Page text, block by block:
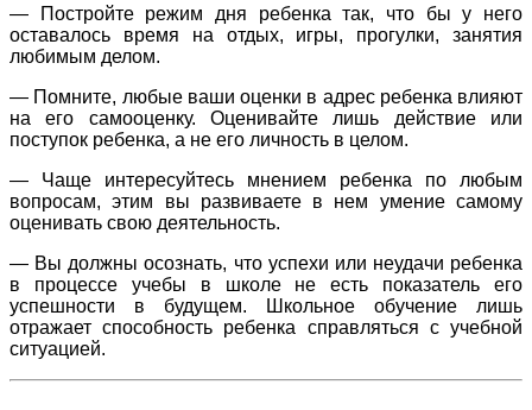
— Постройте режим дня ребенка так, что бы у него
оставалось время на отдых, игры, прогулки, занятия
любимым делом.
— Помните, любые ваши оценки в адрес ребенка влияют
на его самооценку. Оценивайте лишь действие или
поступок ребенка, а не его личность в целом.
— Чаще интересуйтесь мнением ребенка по любым
вопросам, этим вы развиваете в нем умение самому
оценивать свою деятельность.
— Вы должны осознать, что успехи или неудачи ребенка
в процессе учебы в школе не есть показатель его
успешности в будущем. Школьное обучение лишь
отражает способность ребенка справляться с учебной
ситуацией.